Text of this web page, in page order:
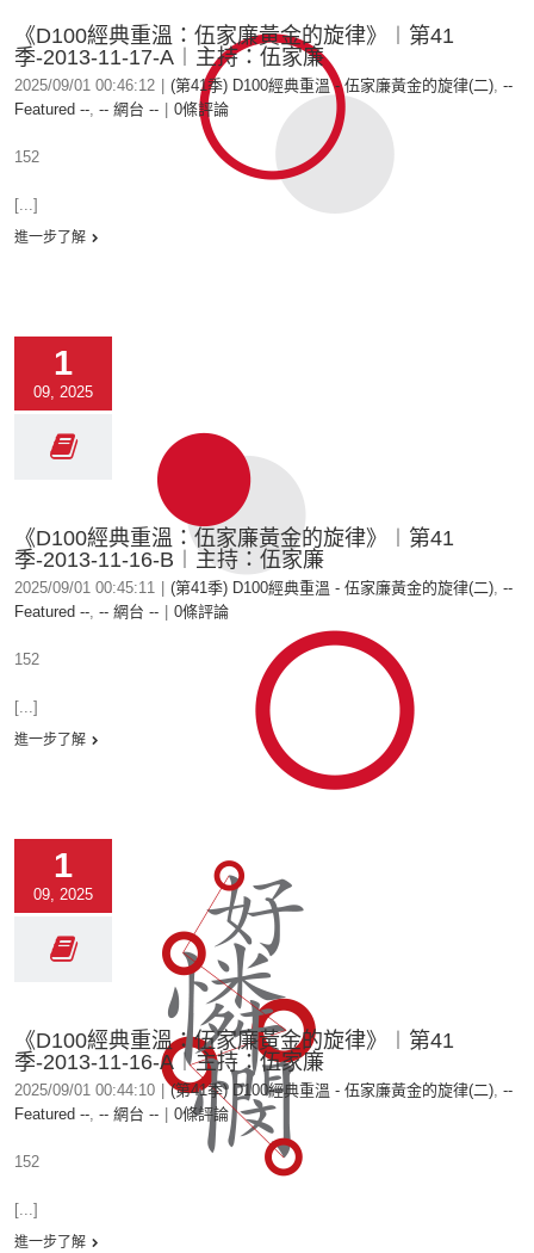
《D100經典重溫：伍家廉黃金的旋律》︱第41
季-2013-11-17-A︱主持：伍家廉
2025/09/01 00:46:12 (第41季) D100經典重溫 - 伍家廉黃金的旋律(二), --
Featured --, -- 網台 -- 0條評論
152
[...]
進一步了解
1
09, 2025
《D100經典重溫：伍家廉黃金的旋律》︱第41
季-2013-11-16-B︱主持：伍家廉
2025/09/01 00:45:11 (第41季) D100經典重溫 - 伍家廉黃金的旋律(二), --
Featured --, -- 網台 -- 0條評論
152
[...]
進一步了解
1
09, 2025
《D100經典重溫：伍家廉黃金的旋律》︱第41
季-2013-11-16-A︱主持：伍家廉
2025/09/01 00:44:10 (第41季) D100經典重溫 - 伍家廉黃金的旋律(二), --
Featured --, -- 網台 -- 0條評論
152
[...]
進一步了解